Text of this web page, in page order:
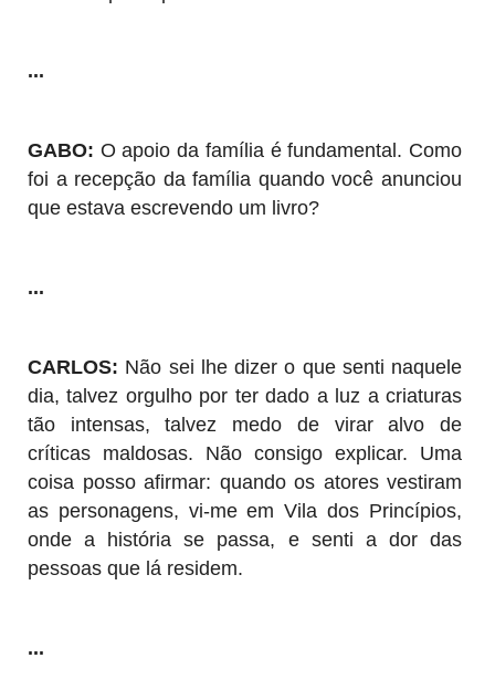
...
GABO: O apoio da família é fundamental. Como
foi a recepção da família quando você anunciou
que estava escrevendo um livro?
...
CARLOS: Não sei lhe dizer o que senti naquele
dia, talvez orgulho por ter dado a luz a criaturas
tão intensas, talvez medo de virar alvo de
críticas maldosas. Não consigo explicar. Uma
coisa posso afirmar: quando os atores vestiram
as personagens, vi-me em Vila dos Princípios,
onde a história se passa, e senti a dor das
pessoas que lá residem.
...